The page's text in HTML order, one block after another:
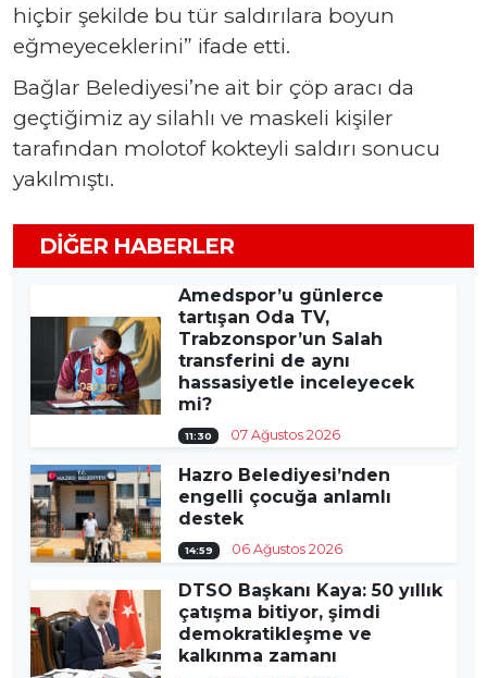
hiçbir şekilde bu tür saldırılara boyun
eğmeyeceklerini” ifade etti.
Bağlar Belediyesi’ne ait bir çöp aracı da
geçtiğimiz ay silahlı ve maskeli kişiler
tarafından molotof kokteyli saldırı sonucu
yakılmıştı.
DIĞER HABERLER
Amedspor’u günlerce
tartışan Oda TV,
Trabzonspor’un Salah
transferini de aynı
hassasiyetle inceleyecek
mi?
11:30 07 Ağustos 2026
Hazro Belediyesi’nden
engelli çocuğa anlamlı
destek
14:59 06 Ağustos 2026
DTSO Başkanı Kaya: 50 yıllık
çatışma bitiyor, şimdi
demokratikleşme ve
kalkınma zamanı